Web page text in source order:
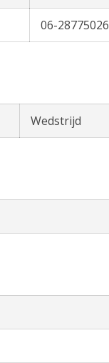
06-28775026
Wedstrijd